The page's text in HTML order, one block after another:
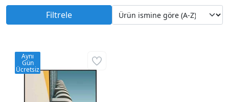
Filtrele
Aynı
Gün
Ücretsiz